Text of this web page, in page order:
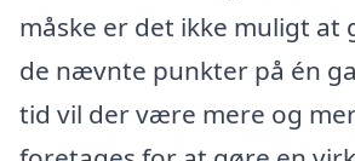
måske er det ikke muligt at
de nævnte punkter på én
tid vil der være mere og